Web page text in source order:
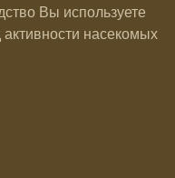
Вы используете
насекомых